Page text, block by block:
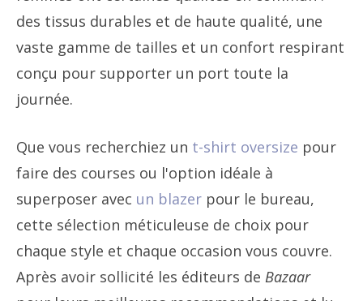
des tissus durables et de haute qualité, une
vaste gamme de tailles et un confort respirant
conçu pour supporter un port toute la
journée.
Que vous recherchiez un t-shirt oversize pour
faire des courses ou l'option idéale à
superposer avec un blazer pour le bureau,
cette sélection méticuleuse de choix pour
chaque style et chaque occasion vous couvre.
Après avoir sollicité les éditeurs de Bazaar